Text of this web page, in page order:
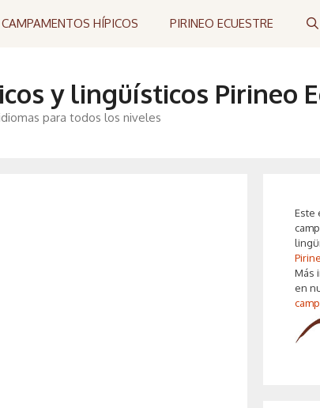
CAMPAMENTOS HÍPICOS PIRINEO ECUESTRE
y lingüísticos Pirineo
para todos los niveles
Este
Más
en